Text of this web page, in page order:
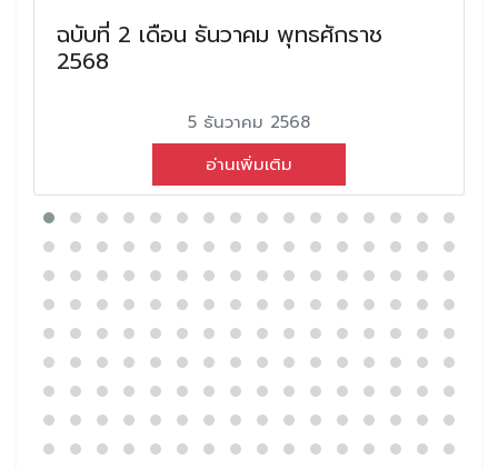
ฉบับที่ 2 เดือน ธันวาคม พุทธศักราช
2568
5 ธันวาคม 2568
อ่านเพิ่มเติม